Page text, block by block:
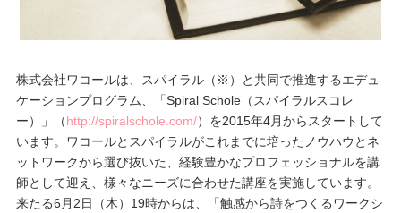
ニュース＆トピックス
企業情報
SNSアカウント一覧
株式会社ワコールは、スパイラル（※）と共同で推進するエデュ
ケーションプログラム、「Spiral Schole（スパイラルスコレ
ー）」（http://spiralschole.com/）を2015年4月からスタートして
います。ワコールとスパイラルがこれまでに培ったノウハウとネ
ットワークから選び抜いた、経験豊かなプロフェッショナルを講
師として迎え、様々なニーズに合わせた講座を実施しています。
来たる6月2日（木）19時からは、「触感から詩をつくるワークシ